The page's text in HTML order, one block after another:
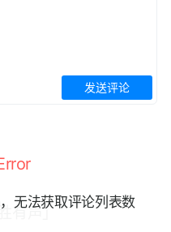
发送评论
有声」
无法获取评论列表数